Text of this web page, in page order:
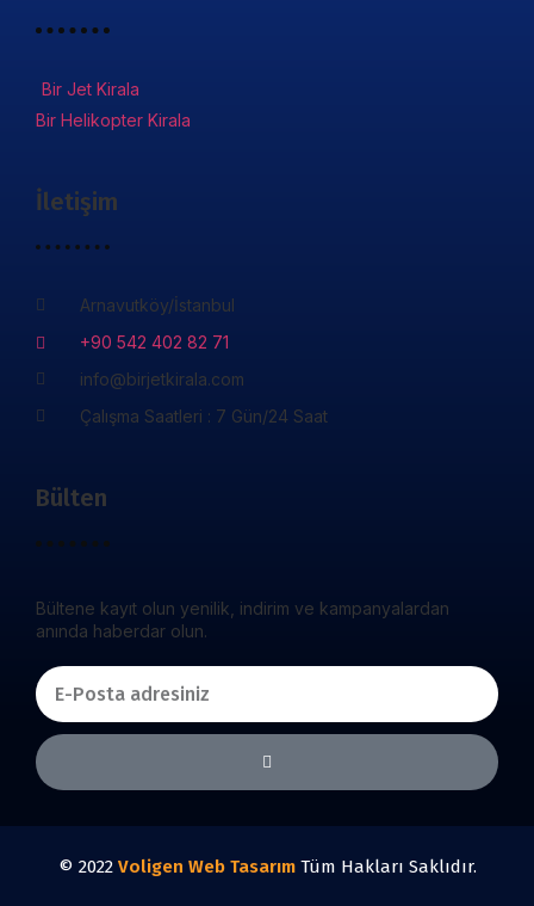
Bir Jet Kirala
Bir Helikopter Kirala
İletişim
Arnavutköy/İstanbul
+90 542 402 82 71
info@birjetkirala.com
Çalışma Saatleri : 7 Gün/24 Saat
Bülten
Bültene kayıt olun yenilik, indirim ve kampanyalardan
anında haberdar olun.
© 2022 Voligen Web TasarımTüm Hakları Saklıdır.